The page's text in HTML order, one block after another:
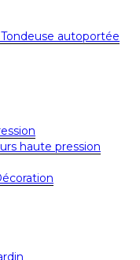
autoportée
haute pression